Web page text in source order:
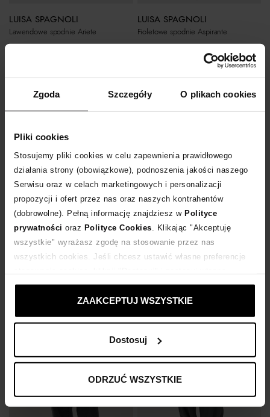
Zgoda Szczegóły O plikach cookies
Pliki cookies
Stosujemy pliki cookies w celu zapewnienia prawidłowego
działania strony (obowiązkowe), podnoszenia jakości naszego
Serwisu oraz w celach marketingowych i personalizacji
propozycji i ofert przez nas oraz naszych kontrahentów
(dobrowolne). Pełną informację znajdziesz w Polityce
prywatności oraz Polityce Cookies . Klikając "Akceptuję
wszystkie" wyrażasz zgodę na stosowanie przez nas
wszystkich cookies. Jeśli chcesz ustawić własne preferencje
ustawienia prywatności.
ZAAKCEPTUJ WSZYSTKIE
Dostosuj
ODRZUĆ WSZYSTKIE
LUISA SPAGNOLI
Lawendowe spodnie Ariete
LUISA SPAGNOLI
Fioletowe spodnie Aspirante
LUISA SPAGNOLI
Czerwone spodnie Aspirante
Nowość
LUISA SPAGNOLI
Granatowe spodnie Otago